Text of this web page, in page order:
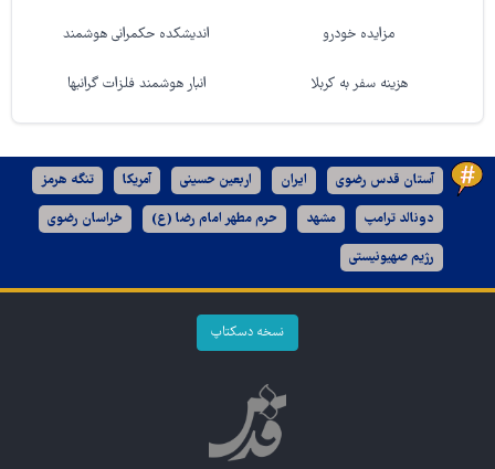
مزایده خودرو اندیشکده حکمرانی هوشمند
هزینه سفر به کربلا انبار هوشمند فلزات گرانبها
آستان قدس رضوی ایران اربعین حسینی آمریکا تنگه هرمز
دونالد ترامپ مشهد حرم مطهر امام رضا (ع) خراسان رضوی
رژیم صهیونیستی
نسخه دسکتاپ